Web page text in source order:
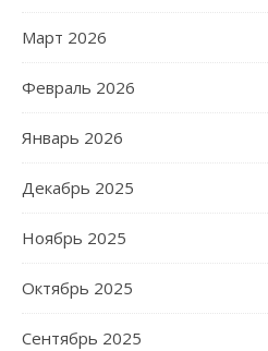
Март 2026
Февраль 2026
Январь 2026
Декабрь 2025
Ноябрь 2025
Октябрь 2025
Сентябрь 2025